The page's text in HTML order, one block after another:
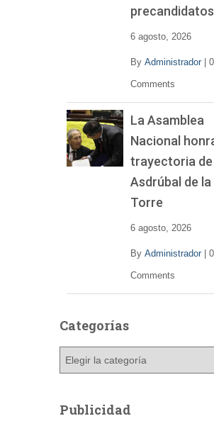
precandidatos
6 agosto, 2026
By Administrador| 0
Comments
La Asamblea
Nacional
trayectoria de
Asdrúbal de la
Torre
6 agosto, 2026
By Administrador| 0
Comments
Categorías
g
Publicidad